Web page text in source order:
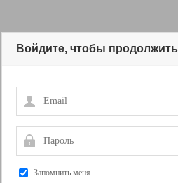
Войдите, чтобы продолжить
Email
Пароль
Запомнить меня